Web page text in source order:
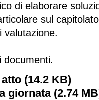
di elaborare
sul
valutazione.
documenti.
(14.2 KB)
giornata(2.74